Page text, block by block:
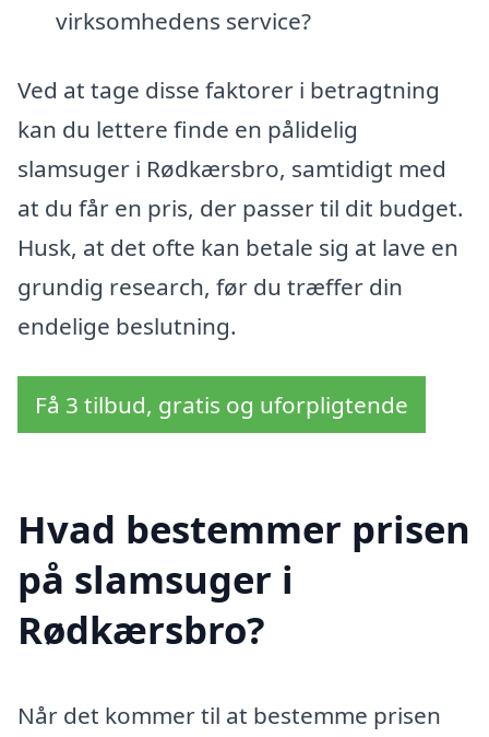
virksomhedens service?
Ved at tage disse faktorer i betragtning
kan du lettere finde en pålidelig
slamsuger i Rødkærsbro, samtidigt med
at du får en pris, der passer til dit budget.
Husk, at det ofte kan betale sig at lave en
grundig research, før du træffer din
endelige beslutning.
Få 3 tilbud, gratis og uforpligtende
Hvad bestemmer prisen
på slamsuger i
Rødkærsbro?
Når det kommer til at bestemme prisen